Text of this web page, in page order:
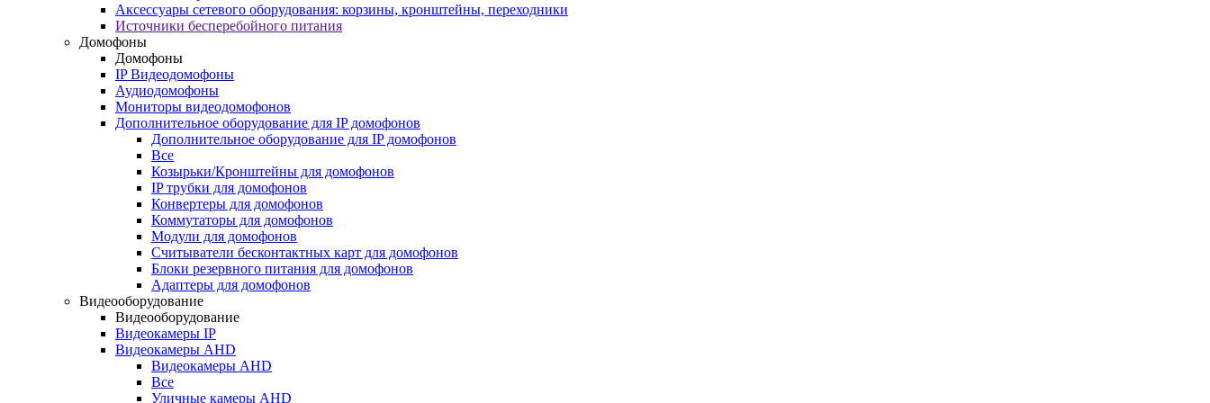
Аксессуары сетевого оборудования: корзины, кронштейны, переходники
Источники бесперебойного питания
Домофоны
Домофоны
IP Видеодомофоны
Аудиодомофоны
Мониторы видеодомофонов
Дополнительное оборудование для IP домофонов
Дополнительное оборудование для IP домофонов
Все
Козырьки/Кронштейны для домофонов
IP трубки для домофонов
Конвертеры для домофонов
Коммутаторы для домофонов
Модули для домофонов
Считыватели бесконтактных карт для домофонов
Блоки резервного питания для домофонов
Адаптеры для домофонов
Видеооборудование
Видеооборудование
Видеокамеры IP
Видеокамеры AHD
Видеокамеры AHD
Все
Уличные камеры AHD